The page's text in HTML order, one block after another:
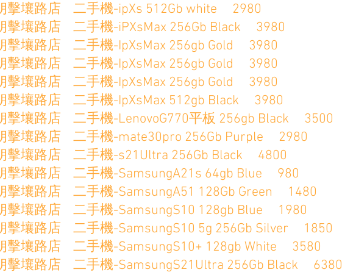
擊壤路店 二手機-ipXs 512Gb white 2980
擊壤路店 二手機-iPXsMax 256Gb Black 3980
擊壤路店 二手機-IpXsMax 256gb Gold 3980
擊壤路店 二手機-IpXsMax 256gb Gold 3980
擊壤路店 二手機-IpXsMax 256gb Gold 3980
擊壤路店 二手機-IpXsMax 512gb Black 3980
擊壤路店 二手機-LenovoG770平板 256gb Black 3500
擊壤路店 二手機-mate30pro 256Gb Purple 2980
擊壤路店 二手機-s21Ultra 256Gb Black 4800
擊壤路店 二手機-SamsungA21s 64gb Blue 980
擊壤路店 二手機-SamsungA51 128Gb Green 1480
擊壤路店 二手機-SamsungS10 128gb Blue 1980
擊壤路店 二手機-SamsungS10 5g 256Gb Silver 1850
擊壤路店 二手機-SamsungS10+ 128gb White 3580
擊壤路店 二手機-SamsungS21Ultra 256Gb Black 6380